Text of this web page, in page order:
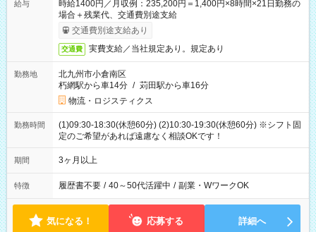
給与
時給1400円／月収例：235,200円＝1,400円×8時間×21日勤務の
場合＋残業代、交通費別途支給
交通費別途支給あり
交通費 実費支給／当社規定あり。規定あり
勤務地
北九州市小倉南区
朽網駅から車14分 / 苅田駅から車16分
物流・ロジスティクス
勤務時間
(1)09:30-18:30(休憩60分) (2)10:30-19:30(休憩60分) ※シフト固
定のご希望があれば遠慮なく相談OKです！
期間 3ヶ月以上
特徴 履歴書不要 / 40～50代活躍中 / 副業・WワークOK
気になる！ 応募する 詳細へ